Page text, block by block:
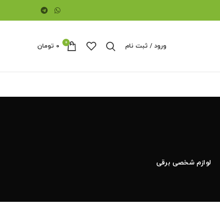
ورود / ثبت نام 0 ۰ تومان
لوازم شخصی برقی